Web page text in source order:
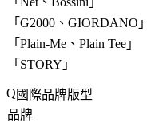
「 G2000、GIORDANO 」
「 Plain-Me、Plain Tee 」
「 STORY 」
國際品牌版型
品牌